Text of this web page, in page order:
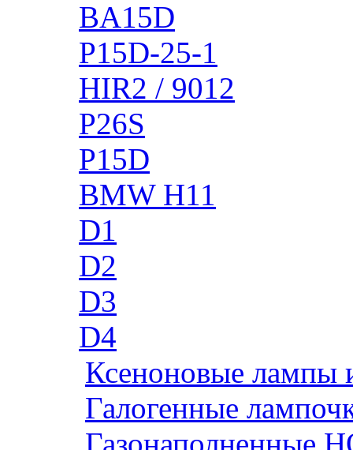
BA15D
P15D-25-1
HIR2 / 9012
P26S
P15D
BMW H11
D1
D2
D3
D4
Ксеноновые лампы
Галогенные
Газонаполненные